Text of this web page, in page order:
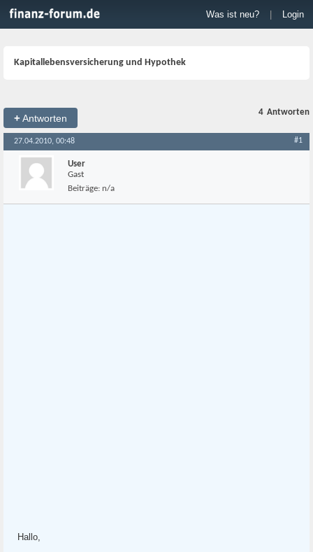
Was ist neu? Login
Kapitallebensversicherung und Hypothek
+Antworten
4 Antworten
27.04.2010, 00:48 #1
User
Gast
Beiträge: n/a
Hallo,